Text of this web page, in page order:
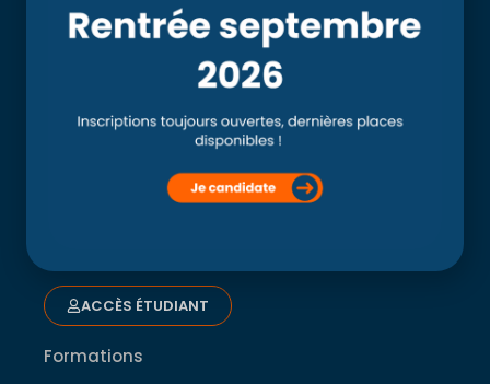
Rubriques
Recherche
Clinique ostéopathique interne du CSO Paris
Contacts
ACCÈS ÉTUDIANT
Formations